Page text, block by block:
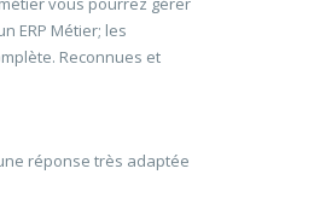
ERP Métier; les
Reconnues et
réponse très adaptée